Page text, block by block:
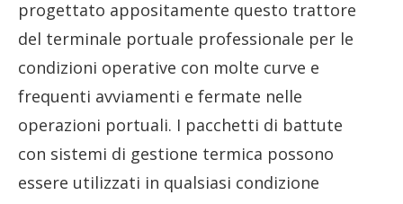
progettato appositamente questo trattore
del terminale portuale professionale per le
condizioni operative con molte curve e
frequenti avviamenti e fermate nelle
operazioni portuali. I pacchetti di battute
con sistemi di gestione termica possono
essere utilizzati in qualsiasi condizione